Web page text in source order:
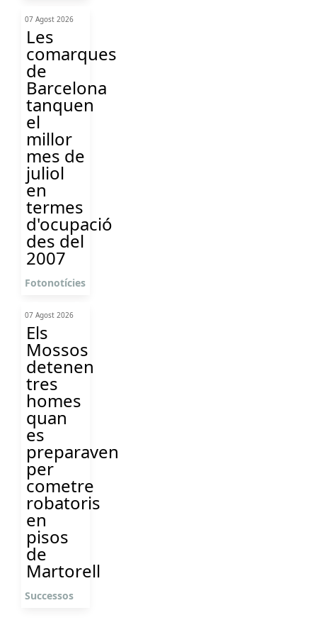
07 Agost 2026
Les
comarques
de
Barcelona
tanquen
el
millor
mes de
juliol
en
termes
d'ocupació
des del
2007
Fotonotícies
07 Agost 2026
Els
Mossos
detenen
tres
homes
quan
es
preparaven
per
cometre
robatoris
en
pisos
de
Martorell
Successos